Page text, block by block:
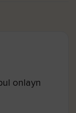
onlayn